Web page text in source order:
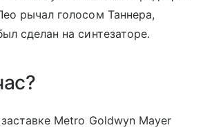
рычал голосом Таннера,
сделан на синтезаторе.
Metro Goldwyn Mayer